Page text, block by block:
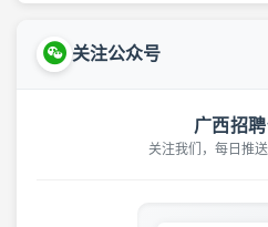
关注公众号
广西招
关注我们，每日推